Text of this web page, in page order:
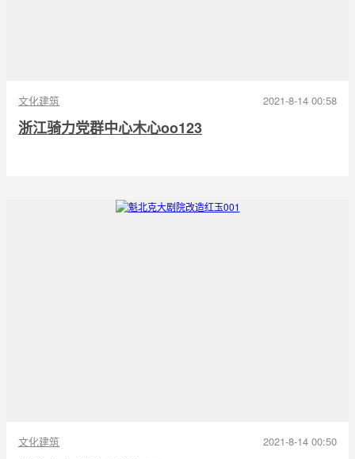
文化建筑 2021-8-14 00:58
浙江骑力党群中心木心oo123
文化建筑 2021-8-14 00:50